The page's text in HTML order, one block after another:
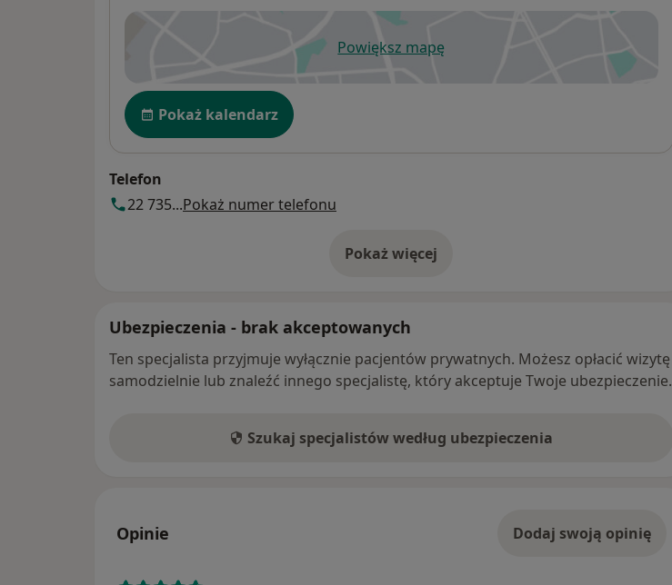
Powiększ mapęotwiera się w nowej karcie
Dostępność
Pokaż kalendarz
Telefon
22 735...Pokaż numer telefonu
Pokaż więcej
o adresie
Ubezpieczenia - brak akceptowanych
Ten specjalista przyjmuje wyłącznie pacjentów prywatnych. Możesz opłacić wizytę
samodzielnie lub znaleźć innego specjalistę, który akceptuje Twoje ubezpieczenie.
Szukaj specjalistów według ubezpieczenia
Opinie Dodaj swoją opinię